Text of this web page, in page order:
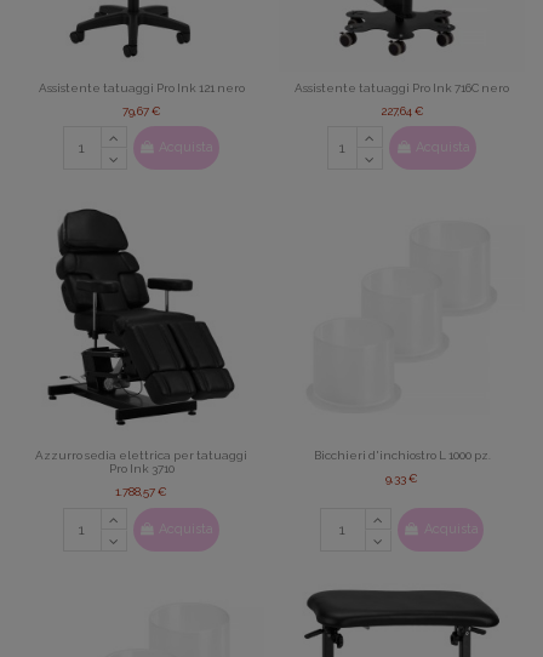
Assistente tatuaggi Pro Ink 121 nero
79,67 €
Acquista
Assistente tatuaggi Pro Ink 716C nero
227,64 €
Acquista
Azzurro sedia elettrica per tatuaggi
Pro Ink 3710
1.788,57 €
Acquista
Bicchieri d'inchiostro L 1000 pz.
9,33 €
Acquista